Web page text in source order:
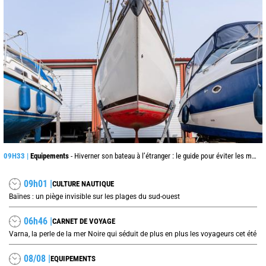
09H33 | Equipements - Hiverner son bateau à l’étranger : le guide pour éviter les mauvaises surprises
09h01 |CULTURE NAUTIQUE
Baïnes : un piège invisible sur les plages du sud-ouest
06h46 |CARNET DE VOYAGE
Varna, la perle de la mer Noire qui séduit de plus en plus les voyageurs cet été
08/08 |EQUIPEMENTS